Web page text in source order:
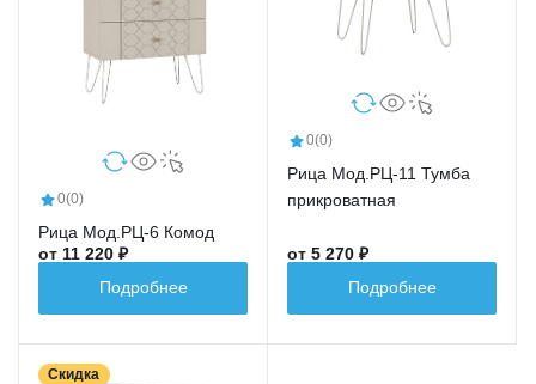
0(0)
Рица Мод.РЦ-6 Комод
от 11 220 ₽
Подробнее
0(0)
Рица Мод.РЦ-11 Тумба
прикроватная
от 5 270 ₽
Подробнее
Скидка